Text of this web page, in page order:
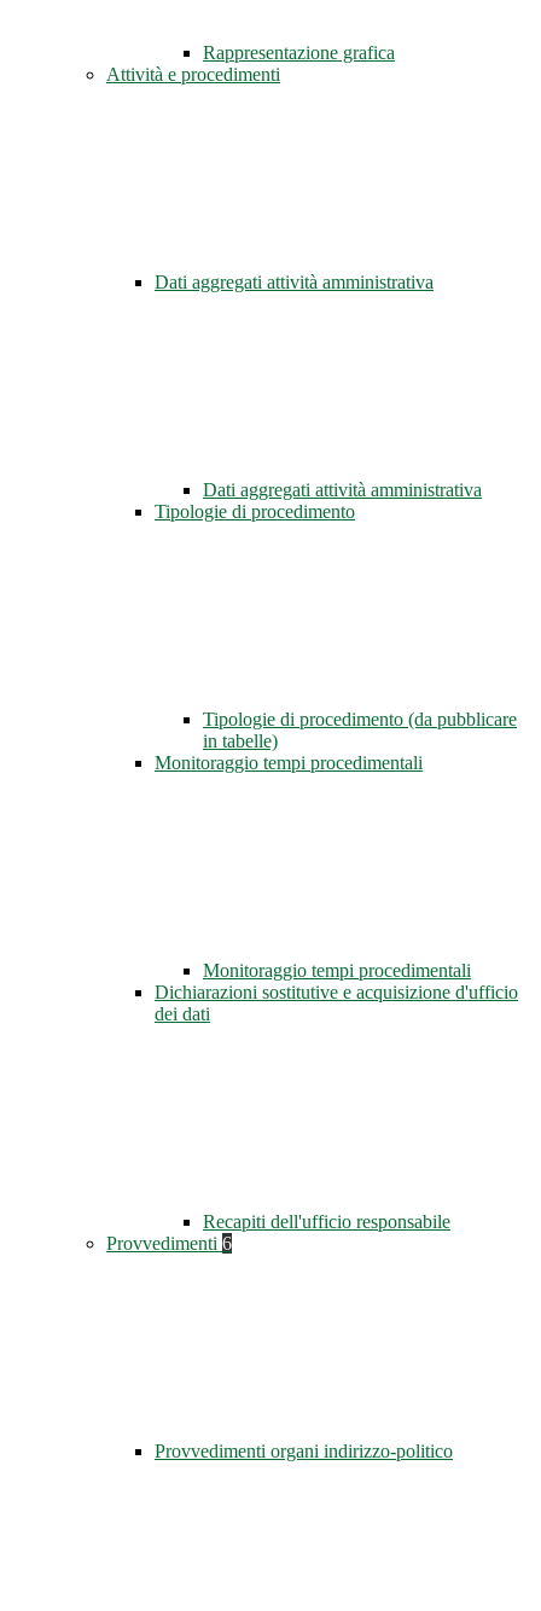
Rappresentazione grafica
Attività e procedimenti
Dati aggregati attività amministrativa
Dati aggregati attività amministrativa
Tipologie di procedimento
Tipologie di procedimento (da pubblicare
in tabelle)
Monitoraggio tempi procedimentali
Monitoraggio tempi procedimentali
Dichiarazioni sostitutive e acquisizione d'ufficio
dei dati
Recapiti dell'ufficio responsabile
Provvedimenti 6
Provvedimenti organi indirizzo-politico